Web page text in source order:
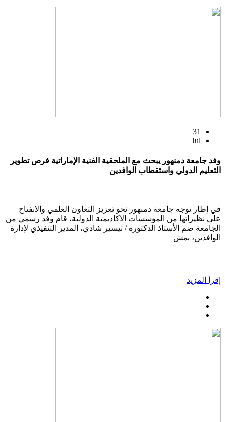
31
Jul
وفد جامعة دمنهور يبحث مع الملحقية الفنية الإماراتية فرص تطوير
التعليم الدولي واستقطاب الوافدين
في إطار توجه جامعة دمنهور نحو تعزيز التعاون العلمي والانفتاح
على نظيراتها من المؤسسات الأكاديمية الدولية، قام وفد رسمي من
الجامعة ضم الأستاذ الدكتورة / تيسير شادي، المدير التنفيذي لإدارة
الوافدين، بمش
إقرأ المزيد